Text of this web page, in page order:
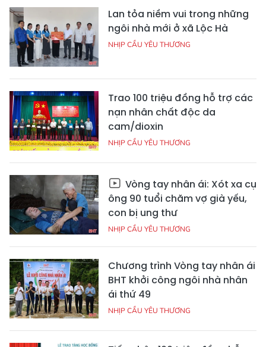
Lan tỏa niềm vui trong những
ngôi nhà mới ở xã Lộc Hà
NHỊP CẦU YÊU THƯƠNG
Trao 100 triệu đồng hỗ trợ các
nạn nhân chất độc da
cam/dioxin
NHỊP CẦU YÊU THƯƠNG
Vòng tay nhân ái: Xót xa cụ
ông 90 tuổi chăm vợ già yếu,
con bị ung thư
NHỊP CẦU YÊU THƯƠNG
Chương trình Vòng tay nhân ái
BHT khởi công ngôi nhà nhân
ái thứ 49
NHỊP CẦU YÊU THƯƠNG